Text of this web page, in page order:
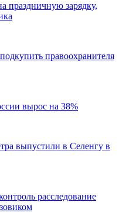
праздничную зарядку,
правоохранителя
вырос на 38%
выпустили в Селенгу в
расследование